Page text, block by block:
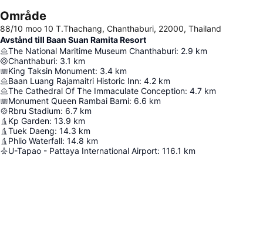
Område
88/10 moo 10 T.Thachang, Chanthaburi, 22000, Thailand
Avstånd till Baan Suan Ramita Resort
The National Maritime Museum Chanthaburi: 2.9 km
Chanthaburi: 3.1 km
King Taksin Monument: 3.4 km
Baan Luang Rajamaitri Historic Inn: 4.2 km
The Cathedral Of The Immaculate Conception: 4.7 km
Monument Queen Rambai Barni: 6.6 km
Rbru Stadium: 6.7 km
Kp Garden: 13.9 km
Tuek Daeng: 14.3 km
Phlio Waterfall: 14.8 km
U-Tapao - Pattaya International Airport: 116.1 km